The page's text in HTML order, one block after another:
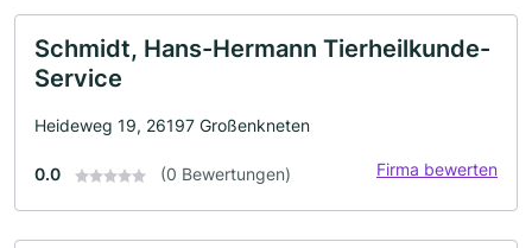
Schmidt, Hans-Hermann Tierheilkunde-
Service
Heideweg 19, 26197 Großenkneten
0.0 (0 Bewertungen) Firma bewerten